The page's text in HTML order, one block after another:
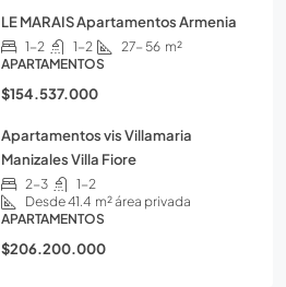
LE MARAIS Apartamentos Armenia
1-2 1-2 27- 56 m²
APARTAMENTOS
$154.537.000
Apartamentos vis Villamaria
Manizales Villa Fiore
2-3
1-2
Desde 41.4 m² área privada
APARTAMENTOS
$206.200.000